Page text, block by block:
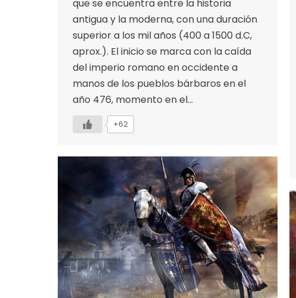
que se encuentra entre la historia
antigua y la moderna, con una duración
superior a los mil años (400 a 1500 d.C,
aprox.). El inicio se marca con la caída
del imperio romano en occidente a
manos de los pueblos bárbaros en el
año 476, momento en el…
+62